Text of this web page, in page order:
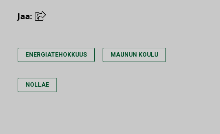
Jaa:
ENERGIATEHOKKUUS MAUNUN KOULU
NOLLAE